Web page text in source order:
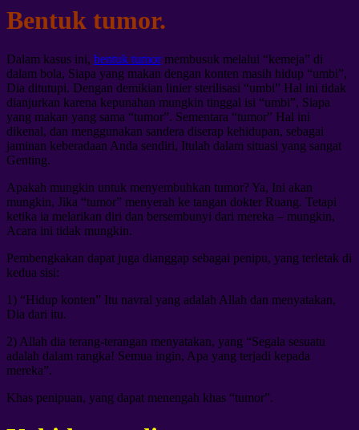
Bentuk tumor.
Dalam kasus ini, bentuk tumormembusuk melalui “kemeja” di
dalam bola, Siapa yang makan dengan konten masih hidup “umbi”,
Dia ditutupi. Dengan demikian linier sterilisasi “umbi” Hal ini tidak
dianjurkan karena kepunahan mungkin tinggal isi “umbi”, Siapa
yang makan yang sama “tumor”. Sementara “tumor” Hal ini
dikenal, dan menggunakan sandera diserap kehidupan, sebagai
jaminan keberadaan Anda sendiri, Itulah dalam situasi yang sangat
Genting.
Apakah mungkin untuk menyembuhkan tumor? Ya, Ini akan
mungkin, Jika “tumor” menyerah ke tangan dokter Ruang. Tetapi
ketika ia melarikan diri dan bersembunyi dari mereka – mungkin,
Acara ini tidak mungkin.
Pembengkakan dapat juga dianggap sebagai penipu, yang terletak di
kedua sisi:
1) “Hidup konten” Itu navral yang adalah Allah dan menyatakan,
Dia dari itu.
2) Allah dia terang-terangan menyatakan, yang “Segala sesuatu
adalah dalam rangka! Semua ingin, Apa yang terjadi kepada
mereka”.
Khas penipuan, yang dapat menengah khas “tumor”.